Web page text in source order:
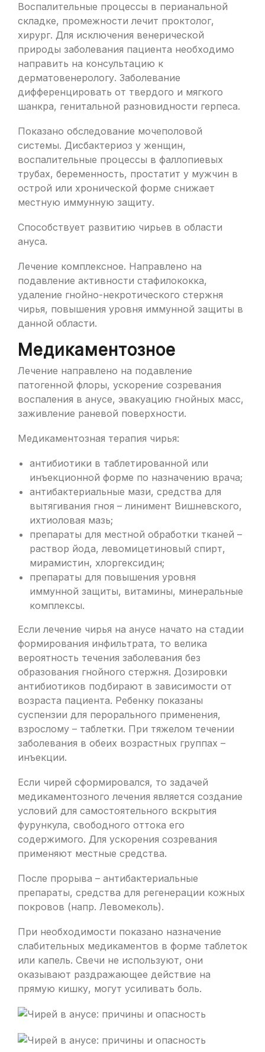
Воспалительные процессы в перианальной
складке, промежности лечит проктолог,
хирург. Для исключения венерической
природы заболевания пациента необходимо
направить на консультацию к
дерматовенерологу. Заболевание
дифференцировать от твердого и мягкого
шанкра, генитальной разновидности герпеса.
Показано обследование мочеполовой
системы. Дисбактериоз у женщин,
воспалительные процессы в фаллопиевых
трубах, беременность, простатит у мужчин в
острой или хронической форме снижает
местную иммунную защиту.
Способствует развитию чирьев в области
ануса.
Лечение комплексное. Направлено на
подавление активности стафилококка,
удаление гнойно-некротического стержня
чирья, повышения уровня иммунной защиты в
данной области.
Медикаментозное
Лечение направлено на подавление
патогенной флоры, ускорение созревания
воспаления в анусе, эвакуацию гнойных масс,
заживление раневой поверхности.
Медикаментозная терапия чирья:
антибиотики в таблетированной или
инъекционной форме по назначению врача;
антибактериальные мази, средства для
вытягивания гноя – линимент Вишневского,
ихтиоловая мазь;
препараты для местной обработки тканей –
раствор йода, левомицетиновый спирт,
мирамистин, хлоргексидин;
препараты для повышения уровня
иммунной защиты, витамины, минеральные
комплексы.
Если лечение чирья на анусе начато на стадии
формирования инфильтрата, то велика
вероятность течения заболевания без
образования гнойного стержня. Дозировки
антибиотиков подбирают в зависимости от
возраста пациента. Ребенку показаны
суспензии для перорального применения,
взрослому – таблетки. При тяжелом течении
заболевания в обеих возрастных группах –
инъекции.
Если чирей сформировался, то задачей
медикаментозного лечения является создание
условий для самостоятельного вскрытия
фурункула, свободного оттока его
содержимого. Для ускорения созревания
применяют местные средства.
После прорыва – антибактериальные
препараты, средства для регенерации кожных
покровов (напр. Левомеколь).
При необходимости показано назначение
слабительных медикаментов в форме таблеток
или капель. Свечи не используют, они
оказывают раздражающее действие на
прямую кишку, могут усиливать боль.